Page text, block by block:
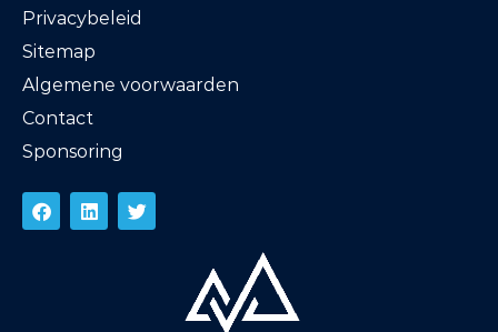
Privacybeleid
Sitemap
Algemene voorwaarden
Contact
Sponsoring